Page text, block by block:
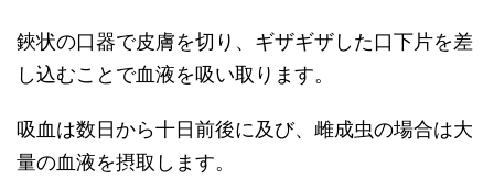
鋏状の口器で皮膚を切り、ギザギザした口下片を差
し込むことで血液を吸い取ります。
吸血は数日から十日前後に及び、雌成虫の場合は大
量の血液を摂取します。